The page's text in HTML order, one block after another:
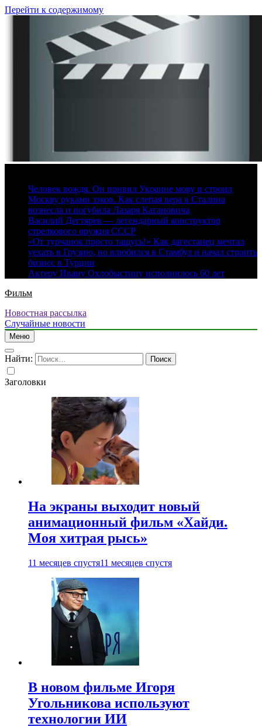
Перейти к содержимому
Человек вождя. Он привил Украине мову и строил
Москву руками зэков. Как слепая вера в Сталина
вознесла и погубила Лазаря Кагановича
Василий Дегтярев — легендарный конструктор
стрелкового оружия СССР
«От турчанок просто тащусь!» Как дагестанец мечтал
уехать в Грузию, но влюбился в Стамбул и начал строить
бизнес в Турции
Актеру Ивану Охлобыстину исполнилось 60 лет
Фильм
Новостная рассылка
Случайные новости
Меню
Найти:
Заголовки
На экраны выходит новый
анимационный фильм «Хайди.
Моя хитрая рысь»
11 месяцев спустя11 месяцев спустя
В новом фильме Игоря
Угольникова используют
технологии ИИ